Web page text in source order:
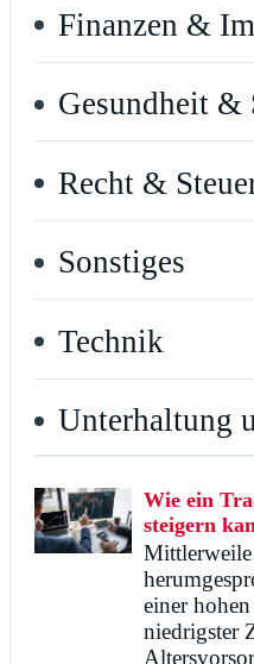
Finanzen &
Gesundheit &
Recht &
Sonstiges
Technik
Unterhaltung
Wie ein
steigern
einer
niedrigster